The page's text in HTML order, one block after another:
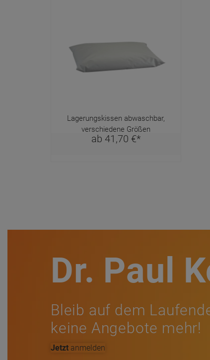
Lagerungskissen abwaschbar,
verschiedene Größen
ab 41,70 €*
Dr. Paul
Bleib auf dem
keine Angebote mehr!
Jetzt anmelden